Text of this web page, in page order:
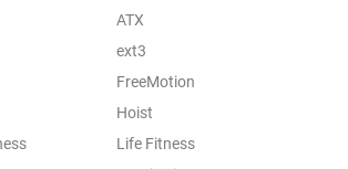
ATX
ext3
FreeMotion
Hoist
Life Fitness